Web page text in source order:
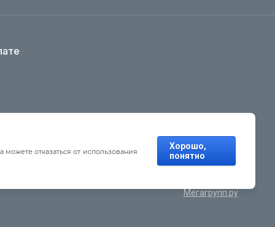
Мегагрупп.ру
отказаться от использования
Хорошо,
понятно